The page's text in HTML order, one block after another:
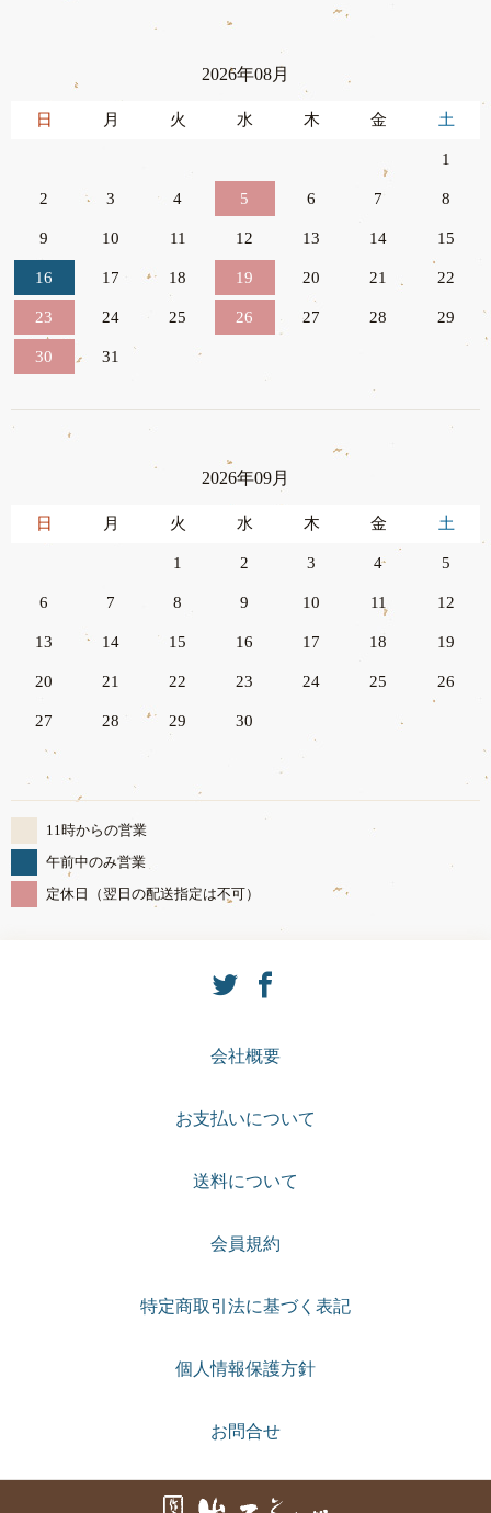
2026年08月
日 月 火 水 木 金 土
1
2 3 4 5 6 7 8
9 10 11 12 13 14 15
16 17 18 19 20 21 22
23 24 25 26 27 28 29
30 31
2026年09月
日 月 火 水 木 金 土
1 2 3 4 5
6 7 8 9 10 11 12
13 14 15 16 17 18 19
20 21 22 23 24 25 26
27 28 29 30
11時からの営業
午前中のみ営業
定休日（翌日の配送指定は不可）
会社概要
お支払いについて
送料について
会員規約
特定商取引法に基づく表記
個人情報保護方針
お問合せ